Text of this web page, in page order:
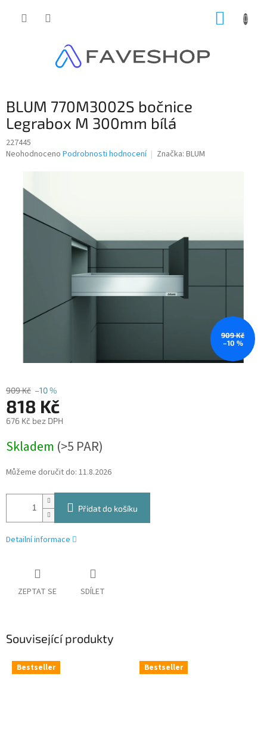
BLUM 770M3002S bočnice
Legrabox M 300mm bílá
227445
Průměrné
Neohodnoceno Podrobnosti hodnocení Značka: BLUM
909 Kč
–10 %
909 Kč –10 %
818 Kč
676 Kč bez DPH
cena:
Skladem (>5 PAR)
Můžeme doručit do: 11.8.2026
Přidat do košíku
Detailní informace
ZEPTAT SE SDÍLET
Související produkty
Bestseller Bestseller